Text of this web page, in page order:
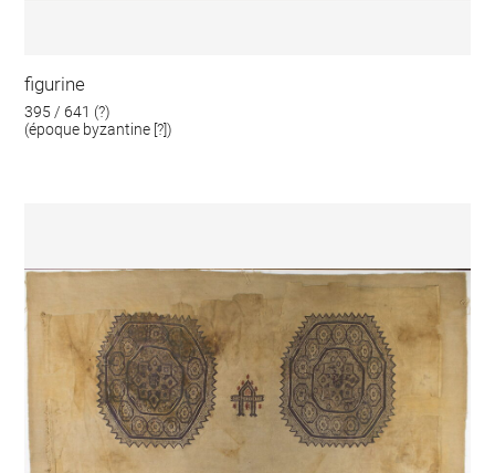
figurine
395 / 641 (?)
(époque byzantine [?])